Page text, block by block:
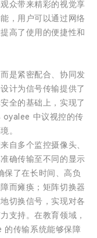
众带来精彩的视觉享
，用户可以通过网络
高了使用的便捷性和
是紧密配合、协同发
计为信号传输提供了
全的基础上，实现了
oyalee 中议视控的传
。
自多个监控摄像头、
确传输至不同的显示
了在长时间、高负
而瘫痪；矩阵切换器
切换信号，实现对各
支持。在教育领域，
的传输系统能够保障